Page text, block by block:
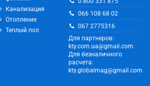
Канализация
Отопление
Теплый пол
066 108 68 02
067 2775316
Для партнеров:
kty.com.ua@gmail.com
Для безналичного
расчета:
kty.globalmag@gmail.com